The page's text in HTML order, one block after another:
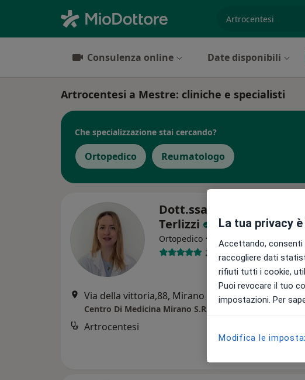
Consulenza online Date disponibili
Artrocentesi a Mestre: cliniche e specialisti
Che specializzazione stai cercando?
Ortopedico Reumatologo
Dott.ssa Rosalba Di
Terlizzi
Ortopedico · Altro
23 recensioni
Via della vittoria,88, Mirano Mappa
Centro Di Medicina Mirano S.R.L.
Artrocentesi
La tua privacy
Accettando, consenti
raccogliere dati
rifiuti tutti i cookie,
Puoi revocare il tuo
impostazioni. Per
Modifica le